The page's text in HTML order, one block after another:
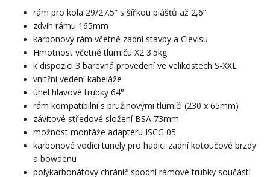
rám pro kola 29/27.5” s šířkou plášťů až 2,6”
zdvih rámu 165mm
karbonový rám včetně zadní stavby a Clevisu
Hmotnost včetně tlumiču X2 3.5kg
k dispozici 3 barevná provedení ve velikostech S-XXL
vnitřní vedení kabeláže
úhel hlavové trubky 64°
rám kompatibilní s pružinovými tlumiči (230 x 65mm)
závitové středové složení BSA 73mm
možnost montáže adaptéru ISCG 05
karbonové vodící tunely pro hadici zadní kotoučové brzdy
a bowdenu
polykarbonátový chránič spodní rámové trubky součástí